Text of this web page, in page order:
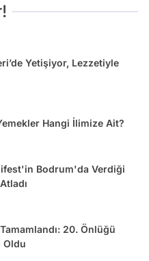
Yetişiyor, Lezzetiyle
Hangi İlimize Ait?
Bodrum'da Verdiği
20. Önlüğü
Oldu